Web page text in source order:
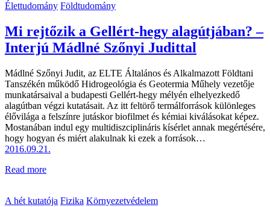
Élettudomány Földtudomány
Mi rejtőzik a Gellért-hegy alagútjában? –
Interjú Mádlné Szőnyi Judittal
Mádlné Szőnyi Judit, az ELTE Általános és Alkalmazott Földtani
Tanszékén működő Hidro­geológia és Geotermia Műhely vezetője
munkatársaival a budapesti Gellért-hegy mélyén elhelyezkedő
alagútban végzi kutatásait. Az itt feltörő termálforrások különleges
élővilága a felszínre jutáskor biofilmet és kémiai kiválásokat képez.
Mostanában indul egy multidiszciplináris kísérlet annak megértésére,
hogy hogyan és miért alakulnak ki ezek a források…
2016.09.21.
Read more
A hét kutatója Fizika Környezetvédelem